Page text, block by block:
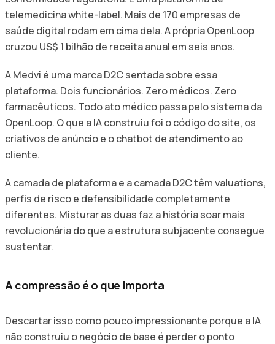
telemedicina white-label. Mais de 170 empresas de
saúde digital rodam em cima dela. A própria OpenLoop
cruzou US$ 1 bilhão de receita anual em seis anos.
A Medvi é uma marca D2C sentada sobre essa
plataforma. Dois funcionários. Zero médicos. Zero
farmacêuticos. Todo ato médico passa pelo sistema da
OpenLoop. O que a IA construiu foi o código do site, os
criativos de anúncio e o chatbot de atendimento ao
cliente.
A camada de plataforma e a camada D2C têm valuations,
perfis de risco e defensibilidade completamente
diferentes. Misturar as duas faz a história soar mais
revolucionária do que a estrutura subjacente consegue
sustentar.
A compressão é o que importa
Descartar isso como pouco impressionante porque a IA
não construiu o negócio de base é perder o ponto